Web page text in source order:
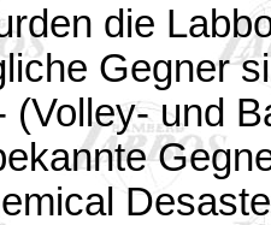
die
Gegner
(Volley- und